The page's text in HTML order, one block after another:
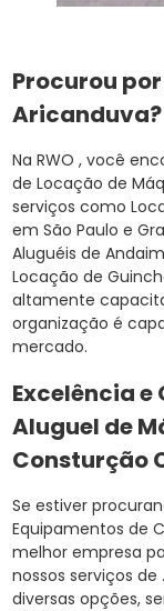
Procurou
Aricanduva?
Na RWO , você
de Locação de
serviços como
em São Paulo e
Aluguéis de
Locação de
altamente
organização é
mercado.
Excelência e
Aluguel de
Consturção
Se estiver
Equipamentos de
melhor empresa
nossos serviços
diversas opções,